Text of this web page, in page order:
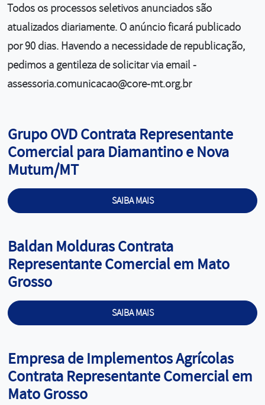
Todos os processos seletivos anunciados são
atualizados diariamente. O anúncio ficará publicado
por 90 dias. Havendo a necessidade de republicação,
pedimos a gentileza de solicitar via email -
assessoria.comunicacao@core-mt.org.br
Cargo:
Grupo OVD Contrata Representante
Comercial para Diamantino e Nova
Mutum/MT
SAIBA MAIS
Cargo:
Baldan Molduras Contrata
Representante Comercial em Mato
Grosso
SAIBA MAIS
Cargo:
Empresa de Implementos Agrícolas
Contrata Representante Comercial em
Mato Grosso